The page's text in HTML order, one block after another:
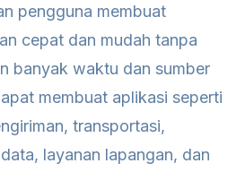
pengguna membuat
cepat dan mudah tanpa
banyak waktu dan sumber
membuat aplikasi seperti
transportasi,
layanan lapangan, dan